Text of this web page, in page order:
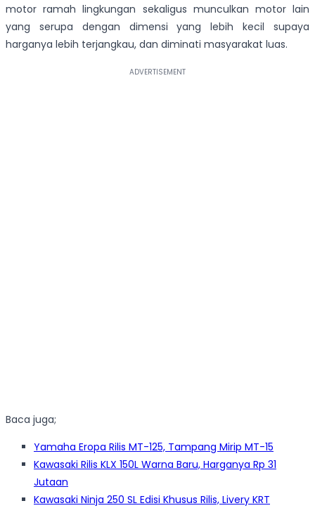
motor ramah lingkungan sekaligus munculkan motor lain
yang serupa dengan dimensi yang lebih kecil supaya
harganya lebih terjangkau, dan diminati masyarakat luas.
Baca juga;
Yamaha Eropa Rilis MT-125, Tampang Mirip MT-15
Kawasaki Rilis KLX 150L Warna Baru, Harganya Rp 31
Jutaan
Kawasaki Ninja 250 SL Edisi Khusus Rilis, Livery KRT